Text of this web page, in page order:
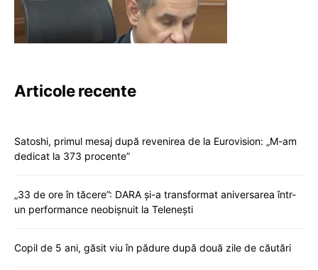
Articole recente
Satoshi, primul mesaj după revenirea de la Eurovision: „M-am
dedicat la 373 procente”
„33 de ore în tăcere”: DARA și-a transformat aniversarea într-
un performance neobișnuit la Telenești
Copil de 5 ani, găsit viu în pădure după două zile de căutări